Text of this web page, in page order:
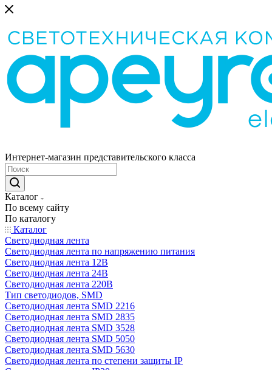
Интернет-магазин представительского класса
Каталог
По всему сайту
По каталогу
Каталог
Светодиодная лента
Светодиодная лента по напряжению питания
Светодиодная лента 12В
Светодиодная лента 24В
Светодиодная лента 220В
Тип светодиодов, SMD
Cветодиодная лента SMD 2216
Светодиодная лента SMD 2835
Светодиодная лента SMD 3528
Светодиодная лента SMD 5050
Светодиодная лента SMD 5630
Светодиодная лента по степени защиты IP